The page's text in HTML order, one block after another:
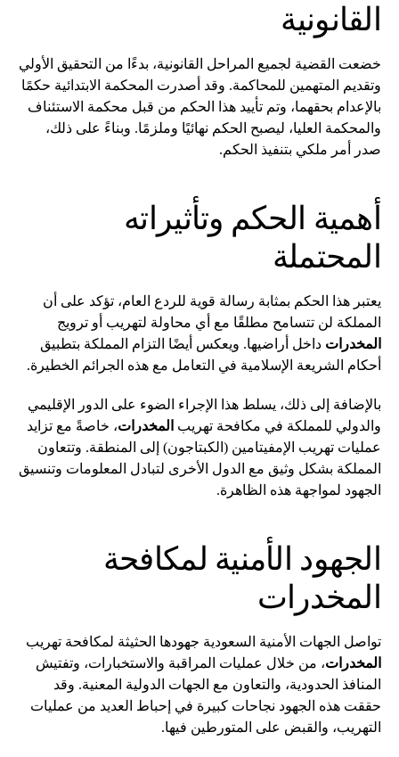
القانونية
خضعت القضية لجميع المراحل القانونية، بدءًا من التحقيق الأولي
وتقديم المتهمين للمحاكمة. وقد أصدرت المحكمة الابتدائية حكمًا
بالإعدام بحقهما، وتم تأييد هذا الحكم من قبل محكمة الاستئناف
والمحكمة العليا، ليصبح الحكم نهائيًا وملزمًا. وبناءً على ذلك،
صدر أمر ملكي بتنفيذ الحكم.
أهمية الحكم وتأثيراته
المحتملة
يعتبر هذا الحكم بمثابة رسالة قوية للردع العام، تؤكد على أن
المملكة لن تتسامح مطلقًا مع أي محاولة لتهريب أو ترويج
المخدرات داخل أراضيها. ويعكس أيضًا التزام المملكة بتطبيق
أحكام الشريعة الإسلامية في التعامل مع هذه الجرائم الخطيرة.
بالإضافة إلى ذلك، يسلط هذا الإجراء الضوء على الدور الإقليمي
والدولي للمملكة في مكافحة تهريب المخدرات، خاصةً مع تزايد
عمليات تهريب الإمفيتامين (الكبتاجون) إلى المنطقة. وتتعاون
المملكة بشكل وثيق مع الدول الأخرى لتبادل المعلومات وتنسيق
الجهود لمواجهة هذه الظاهرة.
الجهود الأمنية لمكافحة
المخدرات
تواصل الجهات الأمنية السعودية جهودها الحثيثة لمكافحة تهريب
المخدرات، من خلال عمليات المراقبة والاستخبارات، وتفتيش
المنافذ الحدودية، والتعاون مع الجهات الدولية المعنية. وقد
حققت هذه الجهود نجاحات كبيرة في إحباط العديد من عمليات
التهريب، والقبض على المتورطين فيها.